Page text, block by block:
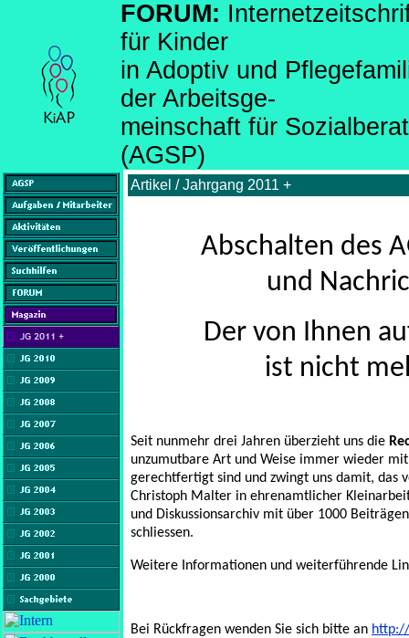
FORUM:
für Kinder
in Adoptiv und
der Arbeitsge-
meinschaft für
(AGSP)
Artikel / Jahrgang 2011 +
Abschalten des
und
Der von Ihnen
ist nicht
Seit nunmehr drei Jahren überzieht uns die
unzumutbare Art und Weise immer wieder
gerechtfertigt sind und zwingt uns damit, das
Christoph Malter in ehrenamtlicher
und Diskussionsarchiv mit über 1000
schliessen.
Weitere Informationen und weiterführende
Bei Rückfragen wenden Sie sich bitte an